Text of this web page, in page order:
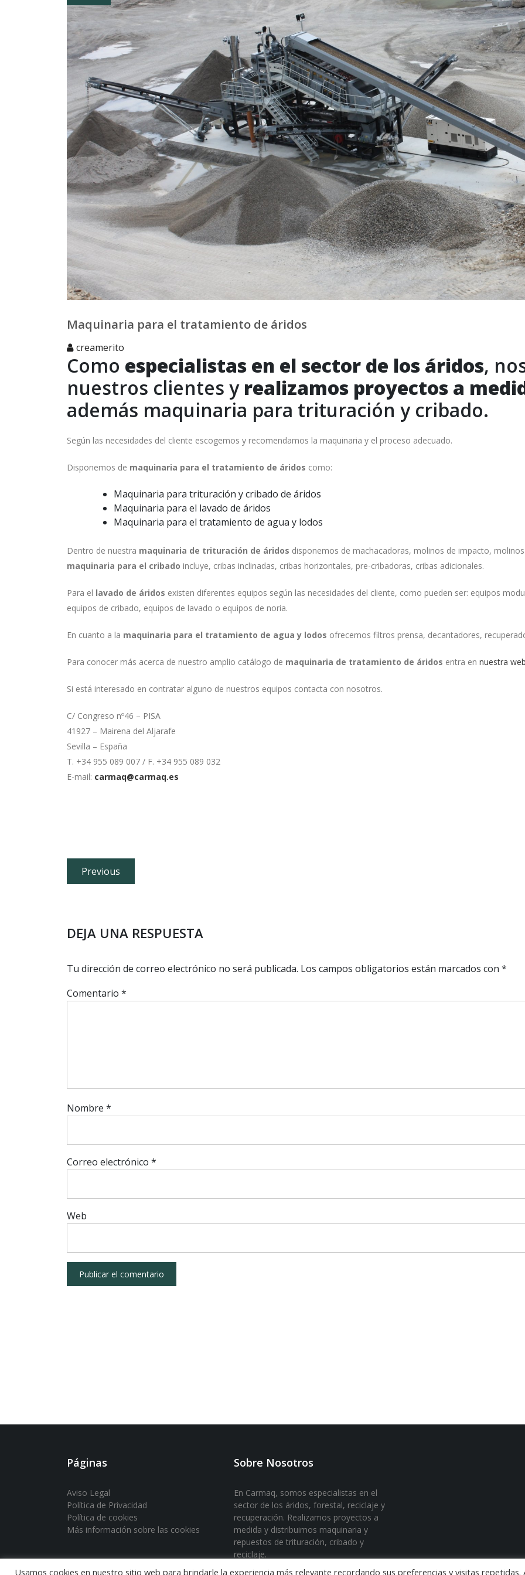
Maquinaria para el tratamiento de áridos
creamerito
Como especialistas en el sector de los áridos,
nuestros clientes y realizamos proyectos a
además maquinaria para trituración y cribado.
Según las necesidades del cliente escogemos y recomendamos la maquinaria y el proceso adecuado.
Disponemos de maquinaria para el tratamiento de áridos como:
Maquinaria para trituración y cribado de áridos
Maquinaria para el lavado de áridos
Maquinaria para el tratamiento de agua y lodos
Dentro de nuestra maquinaria de trituración de áridos disponemos de machacadoras, molinos de impacto,
maquinaria para el cribado incluye, cribas inclinadas, cribas horizontales, pre-cribadoras, cribas adicionales.
Para el lavado de áridos existen diferentes equipos según las necesidades del cliente, como pueden ser: equipos
equipos de cribado, equipos de lavado o equipos de noria.
En cuanto a la maquinaria para el tratamiento de agua y lodos ofrecemos filtros prensa, decantadores,
Para conocer más acerca de nuestro amplio catálogo de maquinaria de tratamiento de áridos entra en nuestra web
Si está interesado en contratar alguno de nuestros equipos contacta con nosotros.
C/ Congreso nº46 – PISA
41927 – Mairena del Aljarafe
Sevilla – España
T. +34 955 089 007 / F. +34 955 089 032
E-mail: carmaq@carmaq.es
Navegación
de
Previous
post:
DEJA UNA RESPUESTA
Tu dirección de correo electrónico no será publicada. Los campos obligatorios están marcados con *
Comentario *
Nombre *
Correo electrónico *
Web
Páginas
Aviso Legal
Política de Privacidad
Política de cookies
Más información sobre las cookies
Sobre Nosotros
En Carmaq, somos especialistas en el
sector de los áridos, forestal, reciclaje y
recuperación. Realizamos proyectos a
medida y distribuimos maquinaria y
repuestos de trituración, cribado y
reciclaje.
Usamos cookies en nuestro sitio web para brindarle la experiencia más relevante recordando sus preferencias y visitas repetidas.